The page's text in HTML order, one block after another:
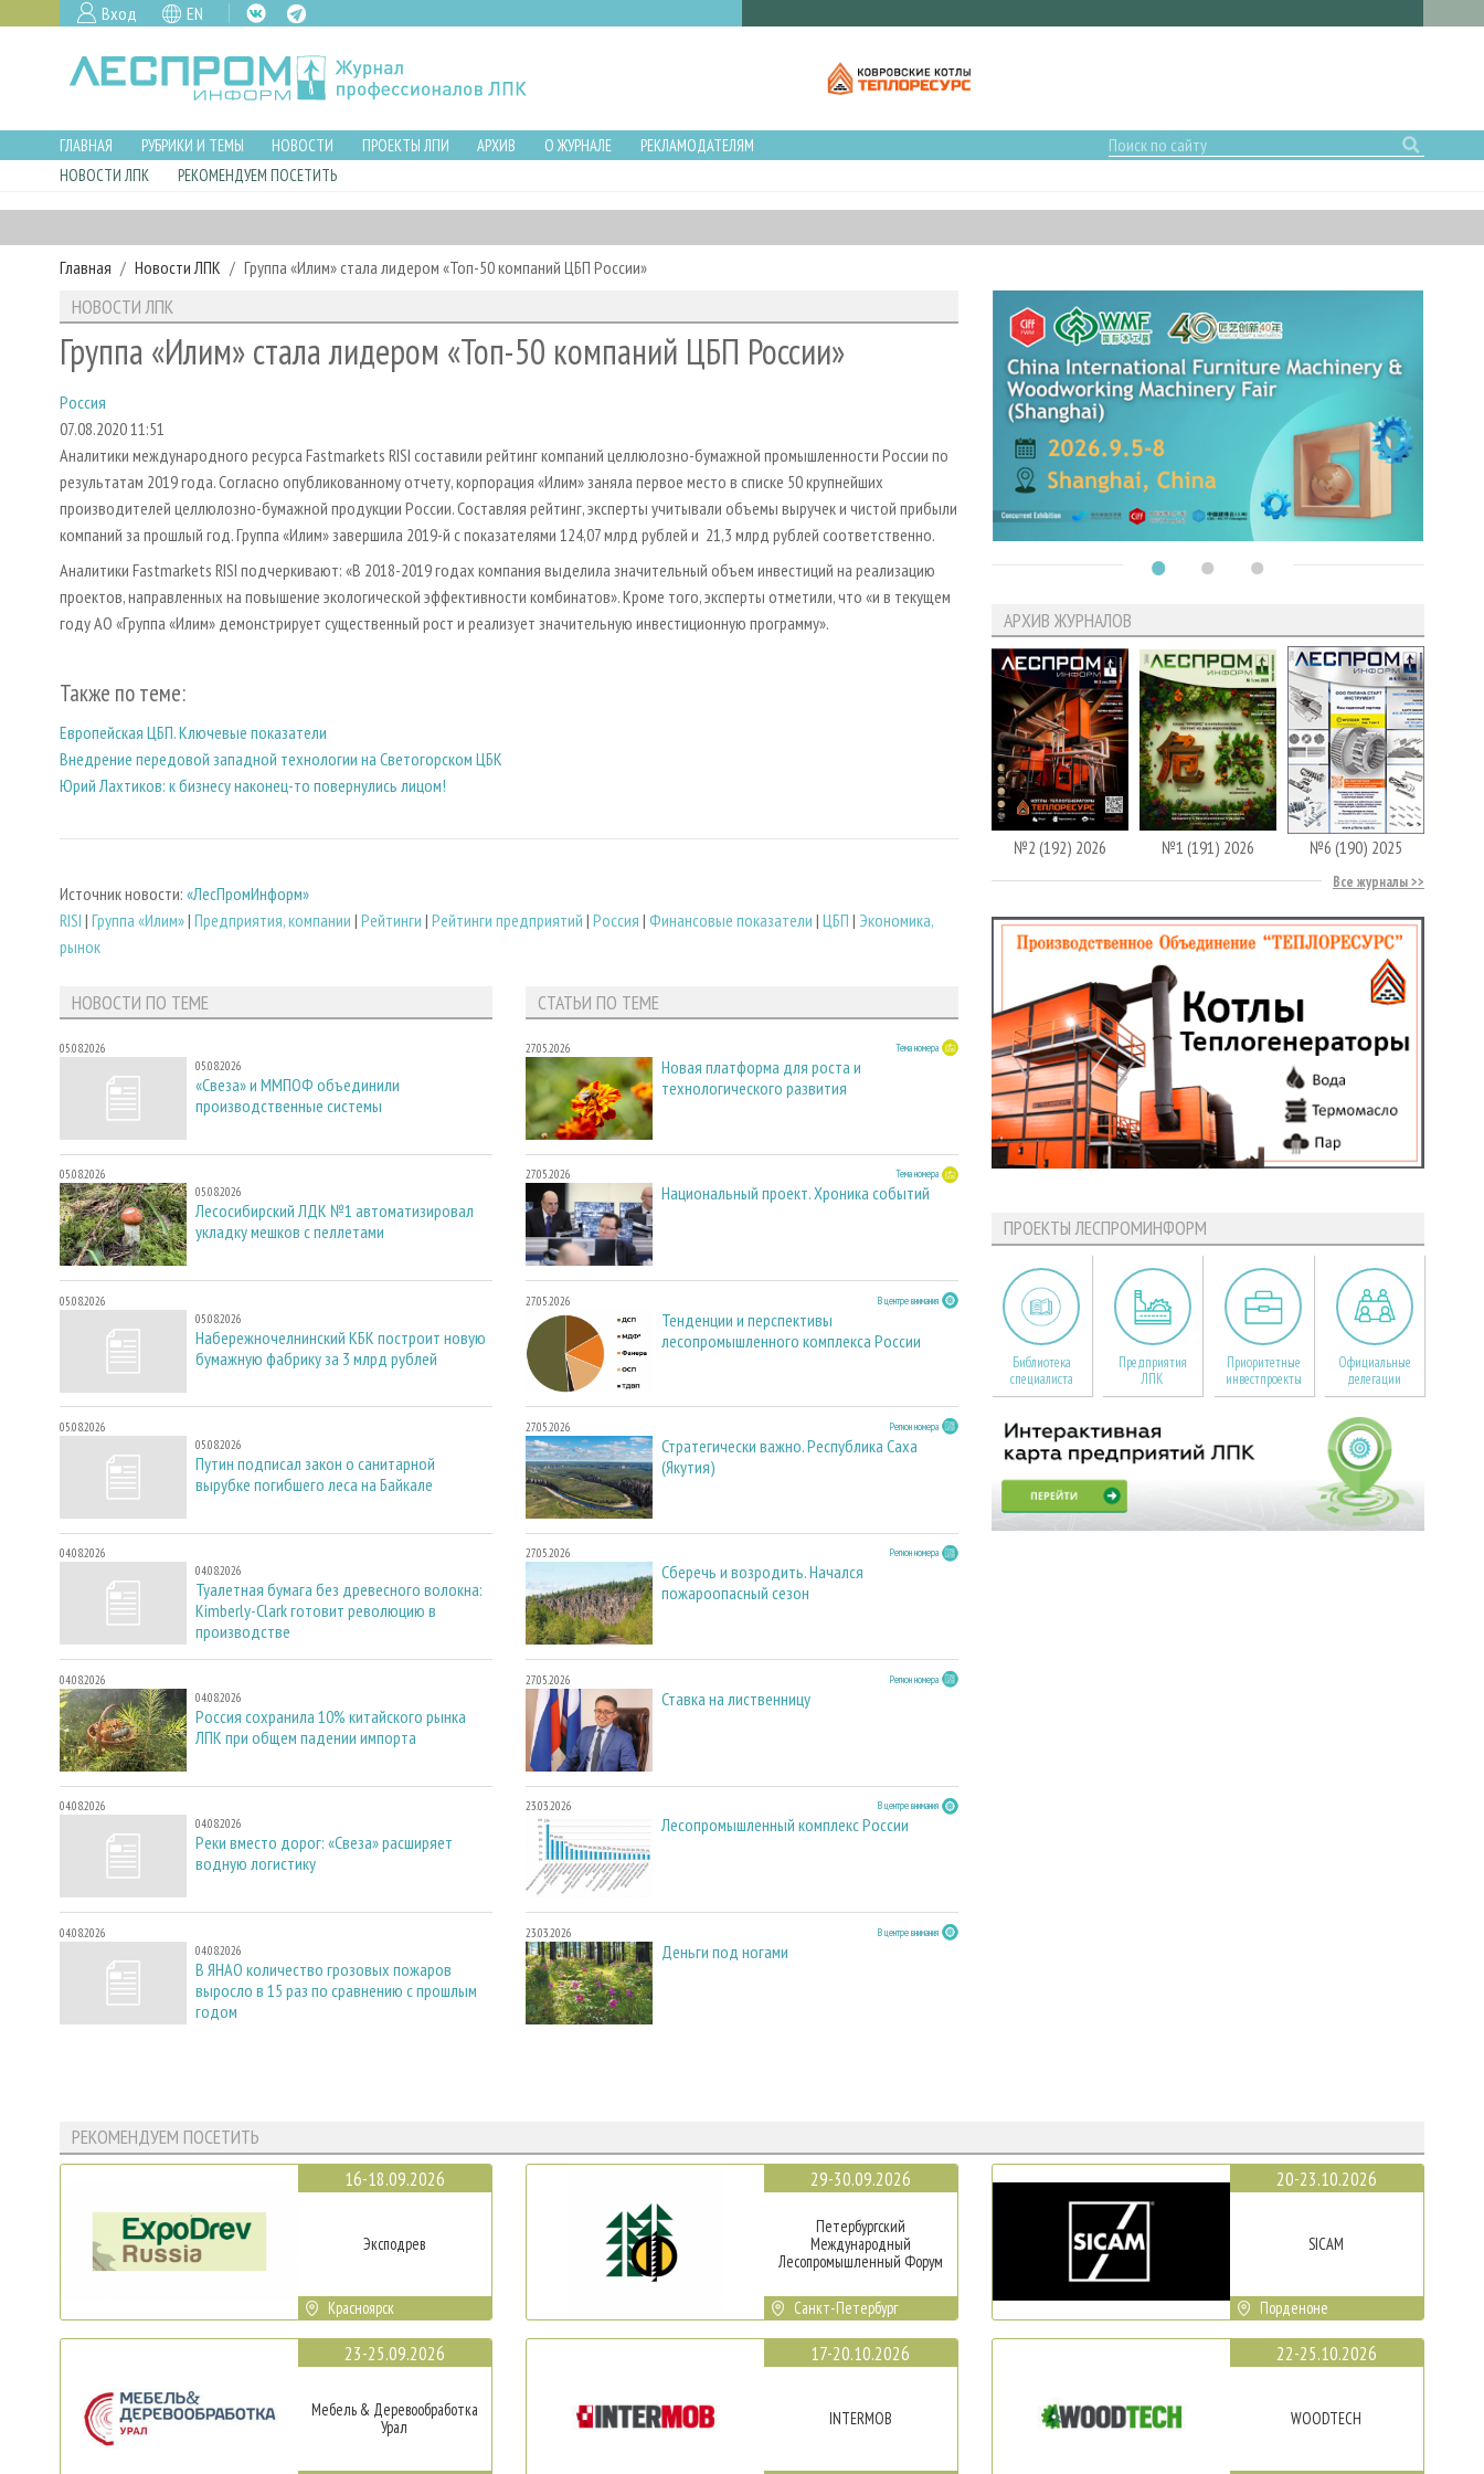
Вход EN
ГЛАВНАЯ РУБРИКИ И ТЕМЫ НОВОСТИ ПРОЕКТЫ ЛПИ АРХИВ О ЖУРНАЛЕ
РЕКЛАМОДАТЕЛЯМ
НОВОСТИ ЛПК
РЕКОМЕНДУЕМ ПОСЕТИТЬ
Главная Новости ЛПК Группа «Илим» стала лидером «Топ-50 компаний ЦБП России»
НОВОСТИ ЛПК
Группа «Илим» стала лидером «Топ-50 компаний ЦБП России»
Россия
07.08.2020 11:51
Аналитики международного ресурса Fastmarkets RISI составили рейтинг компаний целлюлозно-бумажной промышленности России по
результатам 2019 года. Согласно опубликованному отчету, корпорация «Илим» заняла первое место в списке 50 крупнейших
производителей целлюлозно-бумажной продукции России. Составляя рейтинг, эксперты учитывали объемы выручек и чистой прибыли
компаний за прошлый год. Группа «Илим» завершила 2019-й с показателями 124,07 млрд рублей и 21,3 млрд рублей соответственно.
Аналитики Fastmarkets RISI подчеркивают: «В 2018-2019 годах компания выделила значительный объем инвестиций на реализацию
проектов, направленных на повышение экологической эффективности комбинатов». Кроме того, эксперты отметили, что «и в текущем
году АО «Группа «Илим» демонстрирует существенный рост и реализует значительную инвестиционную программу».
Также по теме:
Европейская ЦБП. Ключевые показатели
Внедрение передовой западной технологии на Светогорском ЦБК
Юрий Лахтиков: к бизнесу наконец-то повернулись лицом!
Источник новости: «ЛесПромИнформ»
RISI | Группа «Илим»| Предприятия, компании | Рейтинги | Рейтинги предприятий | Россия | Финансовые показатели | ЦБП | Экономика,
рынок
НОВОСТИ ПО ТЕМЕ
05.08.2026
05.08.2026
«Свеза» и ММПОФ объединили
производственные системы
05.08.2026
05.08.2026
Лесосибирский ЛДК №1 автоматизировал
укладку мешков с пеллетами
05.08.2026
05.08.2026
Набережночелнинский КБК построит новую
бумажную фабрику за 3 млрд рублей
05.08.2026
05.08.2026
Путин подписал закон о санитарной
вырубке погибшего леса на Байкале
04.08.2026
04.08.2026
Туалетная бумага без древесного волокна:
Kimberly-Clark готовит революцию в
производстве
04.08.2026
04.08.2026
Россия сохранила 10% китайского рынка
ЛПК при общем падении импорта
04.08.2026
04.08.2026
Реки вместо дорог: «Свеза» расширяет
водную логистику
04.08.2026
04.08.2026
В ЯНАО количество грозовых пожаров
выросло в 15 раз по сравнению с прошлым
годом
СТАТЬИ ПО ТЕМЕ
27.05.2026 Тема номера
Новая платформа для роста и
технологического развития
27.05.2026 Тема номера
Национальный проект. Хроника событий
27.05.2026 В центре внимания
Тенденции и перспективы
лесопромышленного комплекса России
27.05.2026 Регион номера
Стратегически важно. Республика Саха
(Якутия)
27.05.2026 Регион номера
Сберечь и возродить. Начался
пожароопасный сезон
27.05.2026 Регион номера
Ставка на лиственницу
23.03.2026 В центре внимания
Лесопромышленный комплекс России
23.03.2026 В центре внимания
Деньги под ногами
АРХИВ ЖУРНАЛОВ
№2 (192) 2026 №1 (191) 2026 №6 (190) 2025
Все журналы
ПРОЕКТЫ ЛЕСПРОМИНФОРМ
Библиотека
специалиста
Предприятия
ЛПК
Приоритетные
инвестпроекты
Официальные
делегации
РЕКОМЕНДУЕМ ПОСЕТИТЬ
16-18.09.2026
Эксподрев
Красноярск
23-25.09.2026
Мебель & Деревообработка
Урал
29-30.09.2026
Петербургский
Международный
Лесопромышленный Форум
Санкт-Петербург
17-20.10.2026
INTERMOB
20-23.10.2026
SICAM
Порденоне
22-25.10.2026
WOODTECH